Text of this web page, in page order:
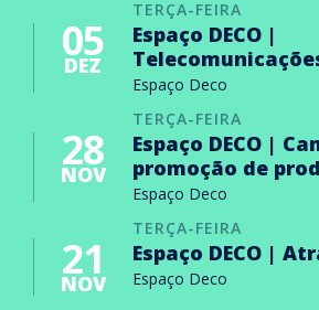
TERÇA-FEIRA
05
DEZ
Espaço DECO |
Espaço Deco
TERÇA-FEIRA
28
NOV
Espaço DECO |
promoção de
Espaço Deco
TERÇA-FEIRA
21
NOV
Espaço DECO |
Espaço Deco